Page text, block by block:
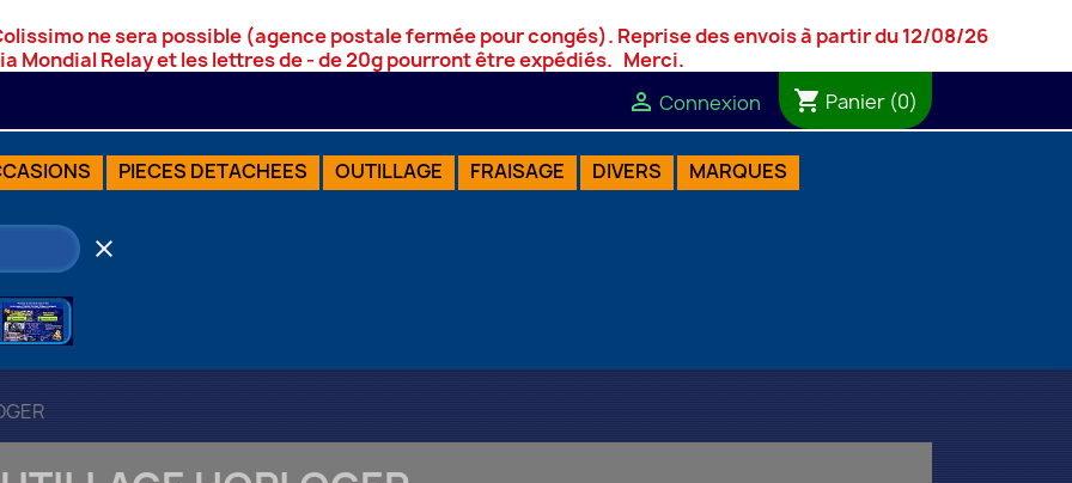
ne sera possible (agence postale fermée pour congés). Reprise des envois à partir du 12/08/26
Mondial Relay et les lettres de - de 20g pourront être expédiés. Merci.
 Connexion shopping_cart Panier (0)
PIECES DETACHEES OUTILLAGE FRAISAGE DIVERS MARQUES
clear